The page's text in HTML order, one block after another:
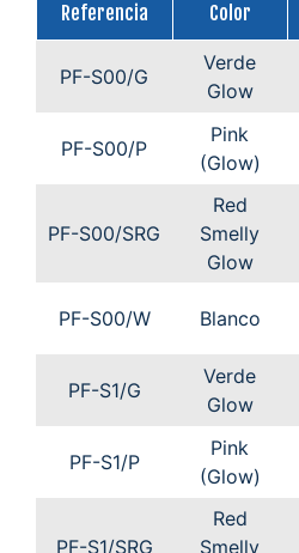
Referencia Color
PF-S00/G
Verde
Glow
PF-S00/P
Pink
(Glow)
PF-S00/SRG
Red
Smelly
Glow
PF-S00/W Blanco
PF-S1/G
Verde
Glow
PF-S1/P
Pink
(Glow)
PF-S1/SRG
Red
Smelly